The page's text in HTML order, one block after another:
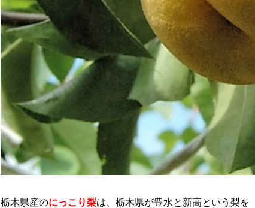
栃木県産のにっこり梨は、栃木県が豊水と新高という梨を